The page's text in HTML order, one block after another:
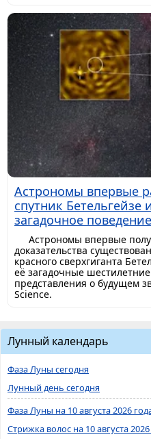
Астрономы впервые
спутник Бетельгейзе
загадочное поведение
Астрономы впервые
доказательства
красного сверхгиганта
её загадочные
представления о будущем
Science.
Лунный календарь
Фаза Луны сегодня
Лунный день сегодня
Фаза Луны на 10 августа 2026
Стрижка волос на 10 августа